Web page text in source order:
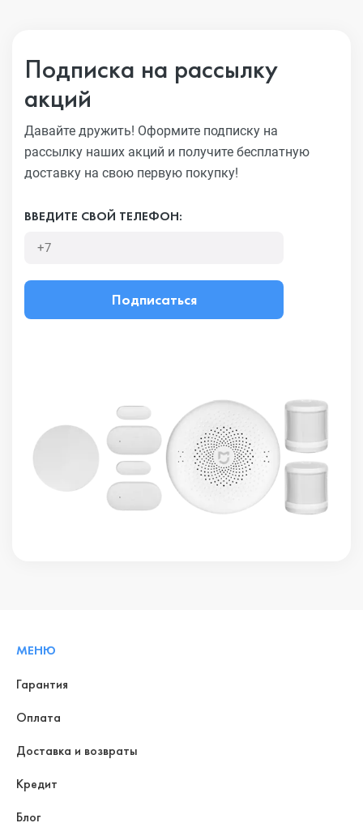
Подписка на рассылку
акций
Давайте дружить! Оформите подписку на
рассылку наших акций и получите бесплатную
доставку на свою первую покупку!
ВВЕДИТЕ СВОЙ ТЕЛЕФОН:
Подписаться
МЕНЮ
Гарантия
Оплата
Доставка и возвраты
Кредит
Блог